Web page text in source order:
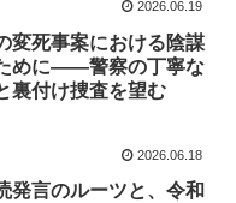
2026.06.19
変死事案における陰謀
めに――警察の丁寧な
裏付け捜査を望む
2026.06.18
発言のルーツと、令和